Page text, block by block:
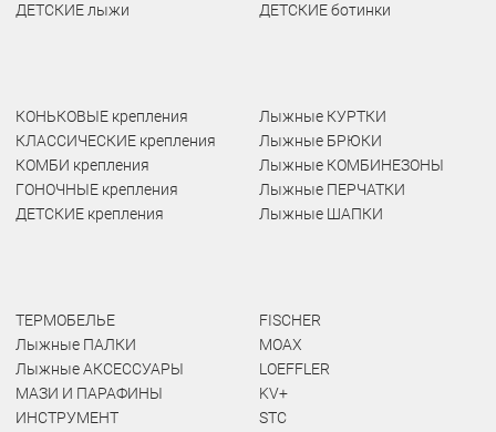
ДЕТСКИЕ лыжи
ДЕТСКИЕ ботинки
КОНЬКОВЫЕ крепления
КЛАССИЧЕСКИЕ крепления
КОМБИ крепления
ГОНОЧНЫЕ крепления
ДЕТСКИЕ крепления
Лыжные КУРТКИ
Лыжные БРЮКИ
Лыжные КОМБИНЕЗОНЫ
Лыжные ПЕРЧАТКИ
Лыжные ШАПКИ
ТЕРМОБЕЛЬЕ
Лыжные ПАЛКИ
Лыжные АКСЕССУАРЫ
МАЗИ И ПАРАФИНЫ
ИНСТРУМЕНТ
FISCHER
MOAX
LOEFFLER
KV+
STC